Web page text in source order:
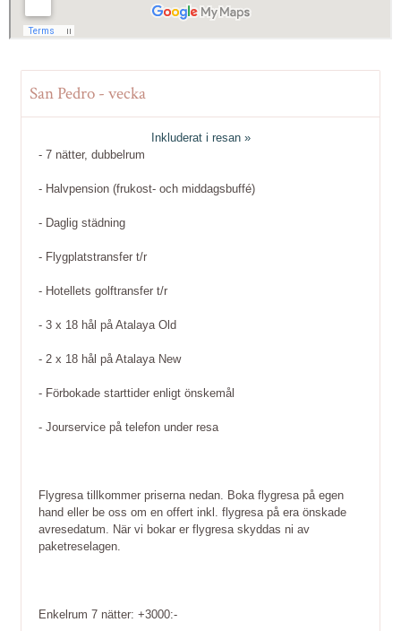
San Pedro - vecka
Inkluderat i resan »
- 7 nätter, dubbelrum
- Halvpension (frukost- och middagsbuffé)
- Daglig städning
- Flygplatstransfer t/r
- Hotellets golftransfer t/r
- 3 x 18 hål på Atalaya Old
- 2 x 18 hål på Atalaya New
- Förbokade starttider enligt önskemål
- Jourservice på telefon under resa
Flygresa tillkommer priserna nedan. Boka flygresa på egen
hand eller be oss om en offert inkl. flygresa på era önskade
avresedatum. När vi bokar er flygresa skyddas ni av
paketreselagen.
Enkelrum 7 nätter: +3000:-